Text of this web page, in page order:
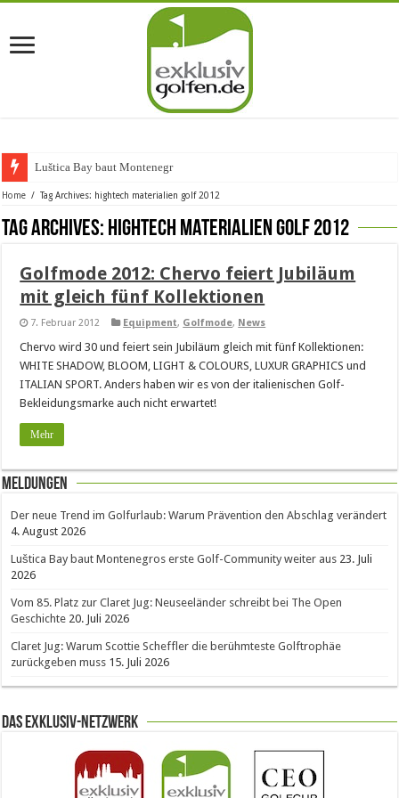
Luštica Bay baut Montenegros e
Home / Tag Archives: hightech materialien golf 2012
Tag Archives: hightech materialien golf 2012
Golfmode 2012: Chervo feiert Jubiläum
mit gleich fünf Kollektionen
7. Februar 2012 Equipment, Golfmode, News
Chervo wird 30 und feiert sein Jubiläum gleich mit fünf Kollektionen:
WHITE SHADOW, BLOOM, LIGHT & COLOURS, LUXUR GRAPHICS und
ITALIAN SPORT. Anders haben wir es von der italienischen Golf-
Bekleidungsmarke auch nicht erwartet!
Mehr
Meldungen
Der neue Trend im Golfurlaub: Warum Prävention den Abschlag verändert
4. August 2026
Luštica Bay baut Montenegros erste Golf-Community weiter aus 23. Juli
2026
Vom 85. Platz zur Claret Jug: Neuseeländer schreibt bei The Open
Geschichte 20. Juli 2026
Claret Jug: Warum Scottie Scheffler die berühmteste Golftrophäe
zurückgeben muss 15. Juli 2026
Das Exklusiv-Netzwerk